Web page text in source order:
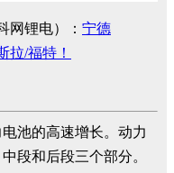
网锂电）： 宁德
拉/福特！
池的高速增长。动力
段和后段三个部分。